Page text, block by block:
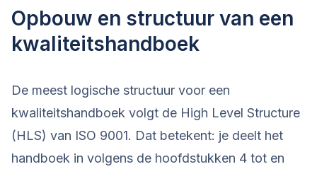
Opbouw en structuur van een
kwaliteitshandboek
De meest logische structuur voor een
kwaliteitshandboek volgt de High Level Structure
(HLS) van ISO 9001. Dat betekent: je deelt het
handboek in volgens de hoofdstukken 4 tot en